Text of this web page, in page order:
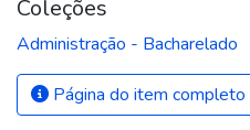
Coleções
Administração - Bacharelado
Página do item completo